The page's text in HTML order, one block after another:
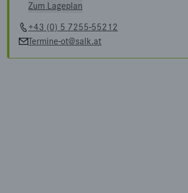
Zum Lageplan
+43 (0) 5 7255-55212
Termine-ot@salk.at